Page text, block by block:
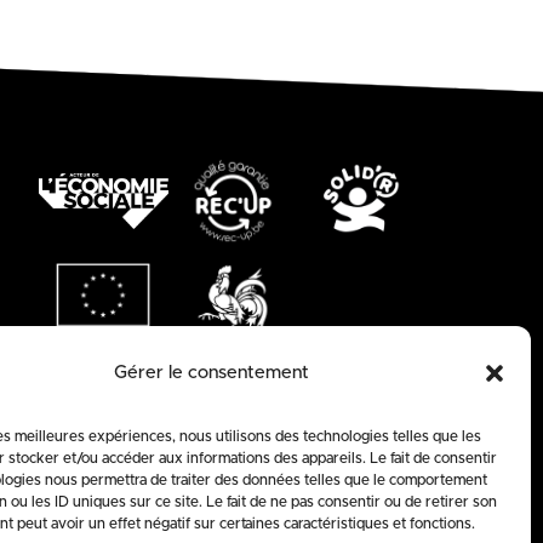
Gérer le consentement
meilleures expériences, nous utilisons des technologies telles que les
stocker et/ou accéder aux informations des appareils. Le fait de consentir
nous permettra de traiter des données telles que le comportement
ou les ID uniques sur ce site. Le fait de ne pas consentir ou de retirer son
peut avoir un effet négatif sur certaines caractéristiques et fonctions.